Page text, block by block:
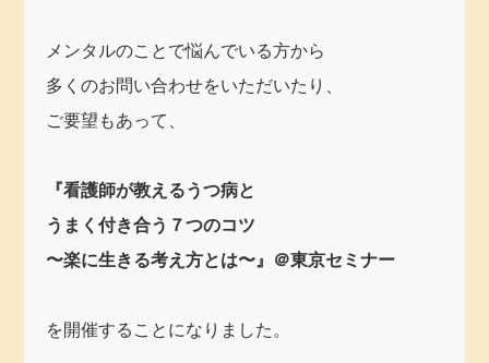
メンタルのことで悩んでいる方から
多くのお問い合わせをいただいたり、
ご要望もあって、
『看護師が教えるうつ病と
うまく付き合う７つのコツ
〜楽に生きる考え方とは〜』＠東京セミナー
を開催することになりました。